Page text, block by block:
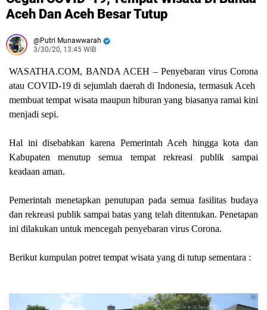
Aceh Dan Aceh Besar Tutup
Putri Munawwarah
3/30/20, 13:45 WIB
WASATHA.COM, BANDA ACEH – Penyebaran virus Corona
atau COVID-19di sejumlah daerah di Indonesia, termasuk Aceh
membuat tempat wisata maupun hiburan yang biasanya ramai kini
menjadi sepi.
Hal ini disebabkan karena Pemerintah Aceh hingga kota dan
Kabupaten menutup semua tempat rekreasi publik sampai
keadaan aman.
Pemerintah menetapkan penutupan pada semua fasilitas budaya
dan rekreasi publik sampai batas yang telah ditentukan. Penetapan
ini dilakukan untuk mencegah penyebaran virus Corona.
Berikut kumpulan potret tempat wisata yang di tutup sementara :